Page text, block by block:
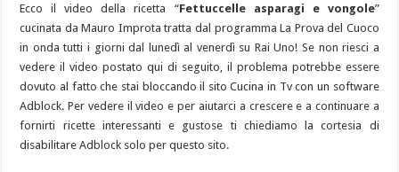
Ecco il video della ricetta “Fettuccelle asparagi e vongole”
cucinata da Mauro Improta tratta dal programma La Prova del Cuoco
in onda tutti i giorni dal lunedì al venerdì su Rai Uno! Se non riesci a
vedere il video postato qui di seguito, il problema potrebbe essere
dovuto al fatto che stai bloccando il sito Cucina in Tv con un software
Adblock. Per vedere il video e per aiutarci a crescere e a continuare a
fornirti ricette interessanti e gustose ti chiediamo la cortesia di
disabilitare Adblock solo per questo sito.